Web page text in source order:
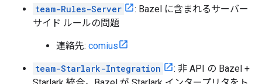
team-Rules-Server
: Bazel に含まれるサーバー
サイド ルールの問題
連絡先: comius
team-Starlark-Integration
: 非 API の Bazel +